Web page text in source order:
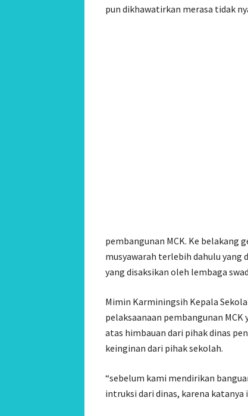
pun dikhawatirkan merasa tidak
pembangunan MCK. Ke belakang
musyawarah terlebih dahulu yang
yang disaksikan oleh lembaga
Mimin Karminingsih Kepala
pelaksaanaan pembangunan
atas himbauan dari pihak dinas
keinginan dari pihak sekolah.
“sebelum kami mendirikan
intruksi dari dinas, karena katanya